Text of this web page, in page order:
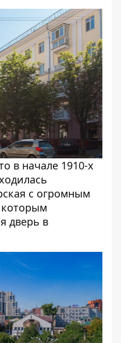
в начале 1910-х
с огромным
дверь в